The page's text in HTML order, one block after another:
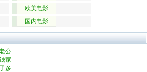
欧美电影
国内电影
公
家
多